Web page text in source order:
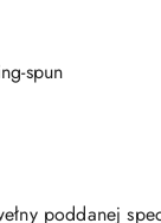
spun
poddanej